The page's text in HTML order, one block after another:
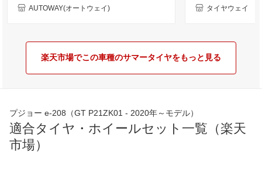
AUTOWAY(オートウェイ) タイヤウェイ
楽天市場でこの車種のサマータイヤをもっと見る
プジョー e-208（GT P21ZK01 - 2020年～モデル）
適合タイヤ・ホイールセット一覧（楽天
市場）